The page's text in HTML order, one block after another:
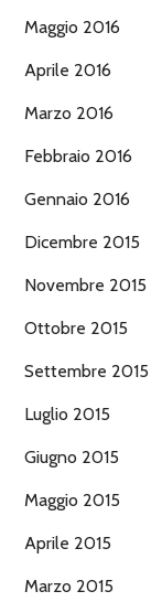
Maggio 2016
Aprile 2016
Marzo 2016
Febbraio 2016
Gennaio 2016
Dicembre 2015
Novembre 2015
Ottobre 2015
Settembre 2015
Luglio 2015
Giugno 2015
Maggio 2015
Aprile 2015
Marzo 2015